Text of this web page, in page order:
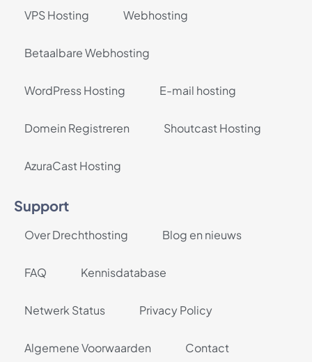
VPS Hosting Webhosting
Betaalbare Webhosting
WordPress Hosting E-mail hosting
Domein Registreren Shoutcast Hosting
AzuraCast Hosting
Support
Over Drechthosting Blog en nieuws
FAQ Kennisdatabase
Netwerk Status Privacy Policy
Algemene Voorwaarden Contact